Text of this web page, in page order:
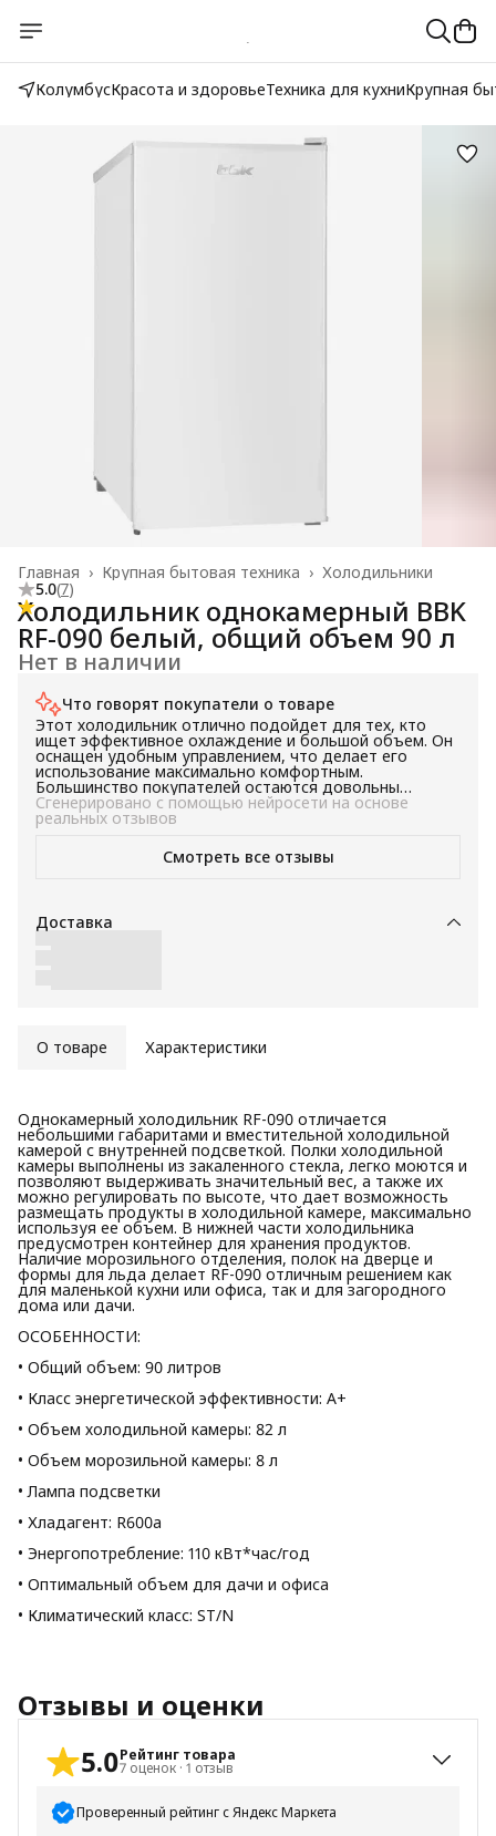
КолумбусКрасота и здоровьеТехника для кухниКрупная
Холодильники
Крупная бытовая техника ›
Главная ›
5.0(7)
Холодильник однокамерный BBK
RF-090 белый, общий объем 90 л
Нет в наличии
Что говорят покупатели о товаре
Этот холодильник отлично подойдет для тех, кто
ищет эффективное охлаждение и большой объем. Он
оснащен удобным управлением, что делает его
использование максимально комфортным.
Большинство покупателей остаются довольны
качеством и функциональностью этого холодильника.
Сгенерировано с помощью нейросети на основе
реальных отзывов
Смотреть все отзывы
Доставка
О товаре Характеристики
Однокамерный холодильник RF-090 отличается
небольшими габаритами и вместительной холодильной
камерой с внутренней подсветкой. Полки холодильной
камеры выполнены из закаленного стекла, легко моются и
позволяют выдерживать значительный вес, а также их
можно регулировать по высоте, что дает возможность
размещать продукты в холодильной камере, максимально
используя ее объем. В нижней части холодильника
предусмотрен контейнер для хранения продуктов.
Наличие морозильного отделения, полок на дверце и
формы для льда делает RF-090 отличным решением как
для маленькой кухни или офиса, так и для загородного
дома или дачи.
ОСОБЕННОСТИ:
• Общий объем: 90 литров
• Класс энергетической эффективности: А+
• Объем холодильной камеры: 82 л
• Объем морозильной камеры: 8 л
• Лампа подсветки
• Хладагент: R600a
• Энергопотребление: 110 кВт*час/год
• Оптимальный объем для дачи и офиса
• Климатический класс: ST/N
Отзывы и оценки
5.0Рейтинг товара
7 оценок · 1 отзыв
Проверенный рейтинг с Яндекс Маркета